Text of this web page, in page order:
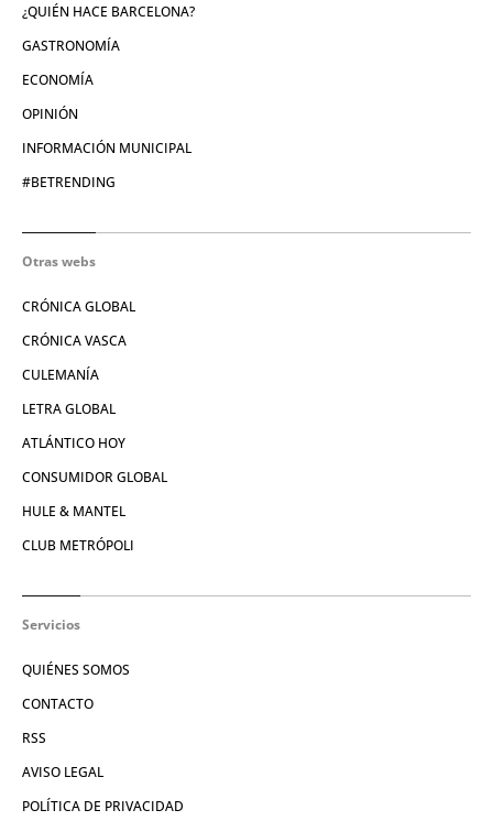
¿QUIÉN HACE BARCELONA?
GASTRONOMÍA
ECONOMÍA
OPINIÓN
INFORMACIÓN MUNICIPAL
#BETRENDING
Otras webs
CRÓNICA GLOBAL
CRÓNICA VASCA
CULEMANÍA
LETRA GLOBAL
ATLÁNTICO HOY
CONSUMIDOR GLOBAL
HULE & MANTEL
CLUB METRÓPOLI
Servicios
QUIÉNES SOMOS
CONTACTO
RSS
AVISO LEGAL
POLÍTICA DE PRIVACIDAD